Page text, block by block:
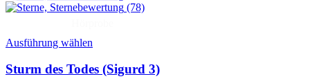
(78)
Ausführung wählen
Sturm des Todes (Sigurd 3)